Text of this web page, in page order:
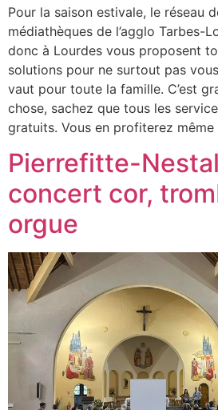
Pour la saison estivale, le réseau
médiathèques de l’agglo Tarbes-
donc à Lourdes vous proposent
solutions pour ne surtout pas
vaut pour toute la famille. C’est
chose, sachez que tous les
gratuits. Vous en profiterez
Pierrefitte-
concert cor,
orgue